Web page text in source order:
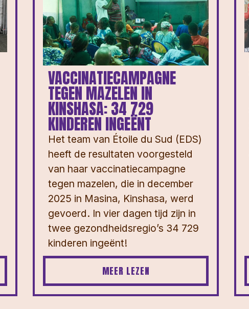
VACCINATIECAMPAGNE
TEGEN MAZELEN IN
KINSHASA: 34 729
KINDEREN INGEËNT
Het team van Étoile du Sud (EDS)
heeft de resultaten voorgesteld
van haar vaccinatiecampagne
tegen mazelen, die in december
2025 in Masina, Kinshasa, werd
gevoerd. In vier dagen tijd zijn in
twee gezondheidsregio’s 34 729
kinderen ingeënt!
MEER LEZEN